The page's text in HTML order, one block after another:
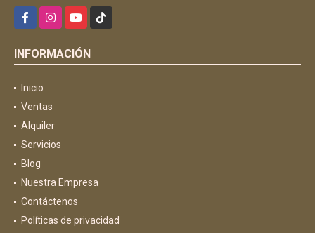
FacebookInstagramYouTubeTikTok
INFORMACIÓN
Inicio
Ventas
Alquiler
Servicios
Blog
Nuestra Empresa
Contáctenos
Políticas de privacidad